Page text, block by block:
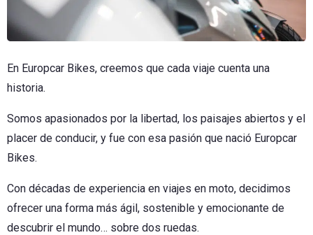
En Europcar Bikes, creemos que cada viaje cuenta una
historia.
Somos apasionados por la libertad, los paisajes abiertos y el
placer de conducir, y fue con esa pasión que nació Europcar
Bikes.
Con décadas de experiencia en viajes en moto, decidimos
ofrecer una forma más ágil, sostenible y emocionante de
descubrir el mundo… sobre dos ruedas.